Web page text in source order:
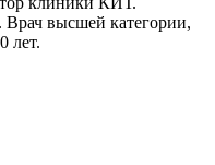
Врач высшей категории,
лет.